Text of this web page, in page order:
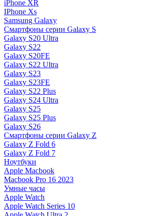
iPhone XR
IPhone Xs
Samsung Galaxy
Смартфоны серии Galaxy S
Galaxy S20 Ultra
Galaxy S22
Galaxy S20FE
Galaxy S22 Ultra
Galaxy S23
Galaxy S23FE
Galaxy S22 Plus
Galaxy S24 Ultra
Galaxy S25
Galaxy S25 Plus
Galaxy S26
Смартфоны серии Galaxy Z
Galaxy Z Fold 6
Galaxy Z Fold 7
Ноутбуки
Apple Macbook
Macbook Pro 16 2023
Умные часы
Apple Watch
Apple Watch Series 10